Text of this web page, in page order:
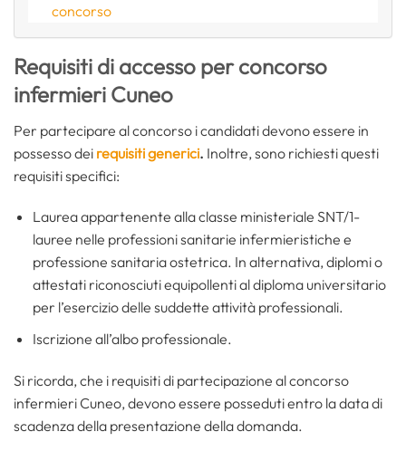
concorso
Requisiti di accesso per concorso
infermieri Cuneo
Per partecipare al concorso i candidati devono essere in
possesso dei requisiti generici. Inoltre, sono richiesti questi
requisiti specifici:
Laurea appartenente alla classe ministeriale SNT/1-
lauree nelle professioni sanitarie infermieristiche e
professione sanitaria ostetrica. In alternativa, diplomi o
attestati riconosciuti equipollenti al diploma universitario
per l’esercizio delle suddette attività professionali.
Iscrizione all’albo professionale.
Si ricorda, che i requisiti di partecipazione al concorso
infermieri Cuneo, devono essere posseduti entro la data di
scadenza della presentazione della domanda.